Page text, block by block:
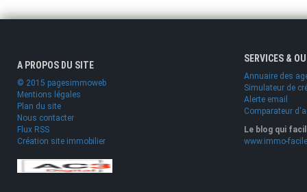
A PROPOS DU SITE
© 2015 pagesimmoweb
Mentions légales
Plan du site
Nous contacter
Flux RSS
Création site immobilier
SERVICES &
Annuaire des
Simulateur de
Alerte email
Comparateur
Le blog qui
www.immo-